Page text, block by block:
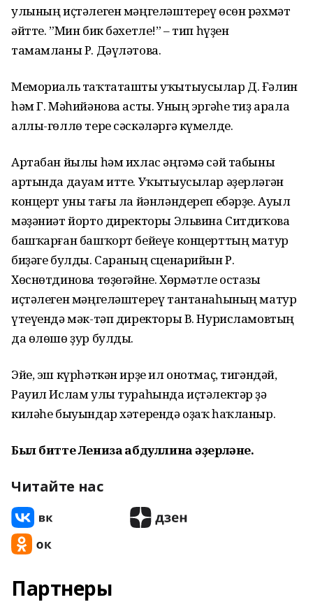
улының иҫтәлеген мәңгеләштереү өсөн рәхмәт
әйтте. ”Мин бик бәхетле!” – тип һүҙен
тамамланы Р. Дәүләтова.
Мемориаль таҡтаташты уҡытыусылар Д. Ғәлин
һәм Г. Мәһийәнова асты. Уның эргәһе тиҙ арала
аллы-гөллө тере сәскәләргә күмелде.
Артабан йылы һәм ихлас әңгәмә сәй табыны
артында дауам итте. Уҡытыусылар әҙерләгән
концерт уны тағы ла йәнләндереп ебәрҙе. Ауыл
мәҙәниәт йорто директоры Эльвина Ситдиҡова
башҡарған башҡорт бейеүе концерттың матур
биҙәге булды. Сараның сценарийын Р.
Хөснөтдинова төҙөгәйне. Хөрмәтле остазы
иҫтәлеген мәңгеләштереү тантанаһының матур
үтеүендә мәк-тәп директоры В. Нурисламовтың
да өлөшө ҙур булды.
Эйе, эш күрһәткән ирҙе ил онотмаҫ, тигәндәй,
Рауил Ислам улы тураһында иҫтәлектәр ҙә
киләһе быуындар хәтерендә оҙаҡ һаҡланыр.
Был битте Лениза Ғабдуллина әҙерләне.
Читайте нас
Партнеры